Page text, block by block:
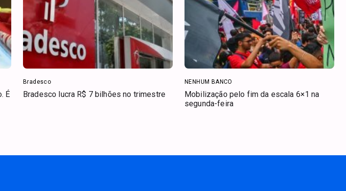
É
Bradesco
Bradesco lucra R$ 7 bilhões no trimestre
NENHUM BANCO
Mobilização pelo fim da escala 6×1 na
segunda-feira